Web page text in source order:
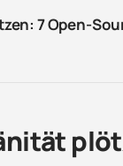
7 Open-